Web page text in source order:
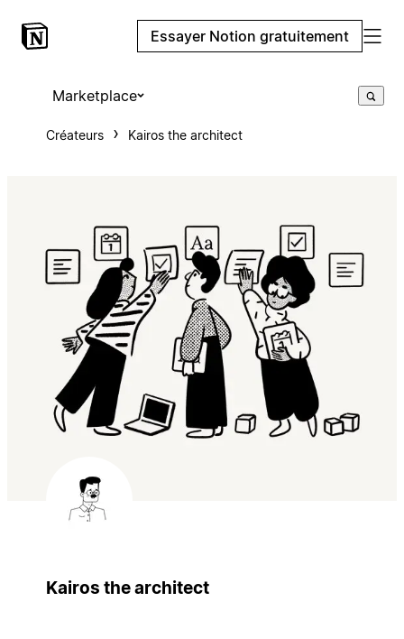
Essayer Notion gratuitement
Marketplace
Créateurs Kairos the architect
Kairos the architect